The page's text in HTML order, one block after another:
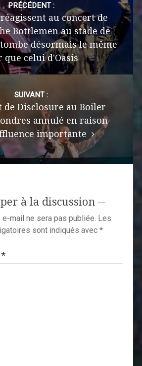
PRÉCÉDENT :
au concert de
Bottlemen au stade de
désormais le même
que celui d'Oasis
SUIVANT :
de Disclosure au Boiler
annulé en raison
importante
à la discussion
mail ne sera pas publiée. Les
sont indiqués avec *
*